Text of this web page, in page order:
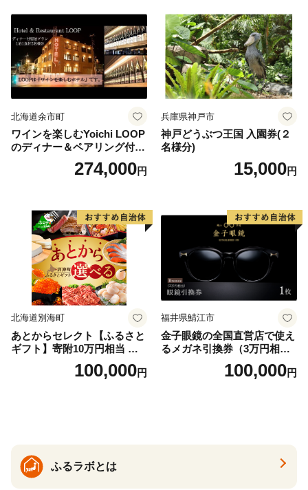
北海道余市町
ワインを楽しむYoichi LOOP
のディナー＆ペアリング付宿
泊プラン＜デラックスツイン
274,000円
兵庫県神戸市
神戸どうぶつ王国 入園券(２
名様分)
15,000円
北海道別海町
あとからセレクト【ふるさと
ギフト】寄附10万円相当 あ
とから選べる！ ギフト いく
ら ほたて 海鮮 牛肉 別海町
ギフト ふるさと納税 ）
100,000円
福井県鯖江市
金子眼鏡の全国直営店で使え
るメガネ引換券（3万円相
100,000円
ふるラボとは